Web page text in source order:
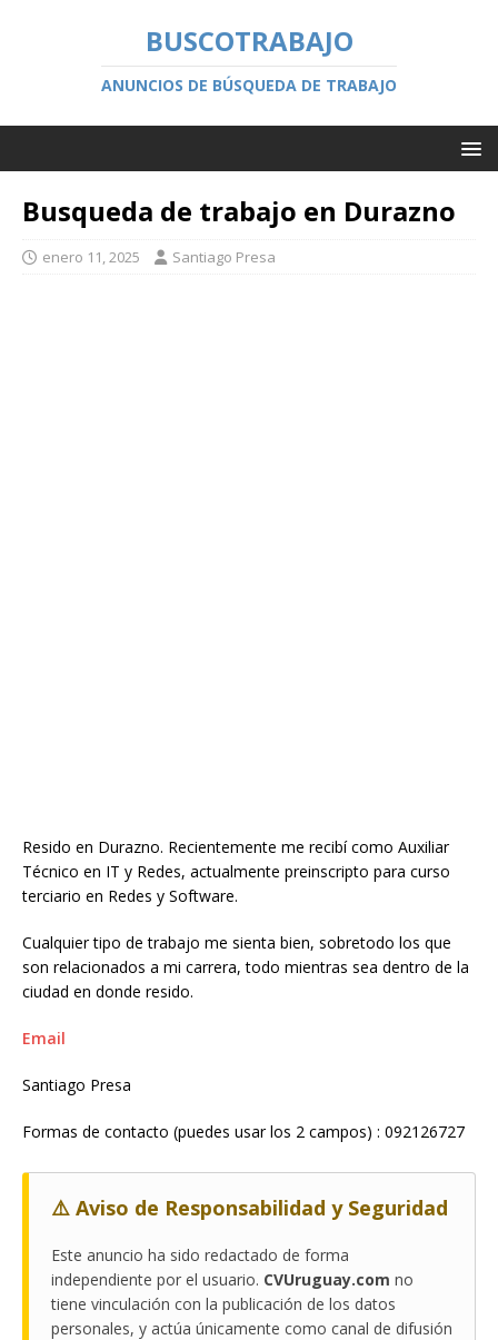
BUSCOTRABAJO
ANUNCIOS DE BÚSQUEDA DE TRABAJO
Busqueda de trabajo en Durazno
enero 11, 2025 Santiago Presa
Resido en Durazno. Recientemente me recibí como Auxiliar
Técnico en IT y Redes, actualmente preinscripto para curso
terciario en Redes y Software.
Cualquier tipo de trabajo me sienta bien, sobretodo los que
son relacionados a mi carrera, todo mientras sea dentro de la
ciudad en donde resido.
Email
Santiago Presa
Formas de contacto (puedes usar los 2 campos) : 092126727
⚠️ Aviso de Responsabilidad y Seguridad
Este anuncio ha sido redactado de forma
independiente por el usuario. CVUruguay.com no
tiene vinculación con la publicación de los datos
personales, y actúa únicamente como canal de difusión